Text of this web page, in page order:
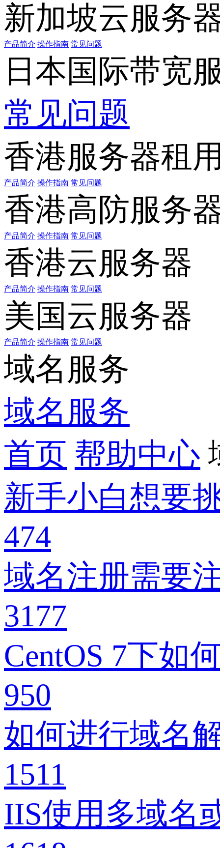
新加坡云服务
产品简介 操作指南 常见问题
日本国际带宽
常见问题
香港服务器租
产品简介 操作指南 常见问题
香港高防服务
产品简介 操作指南 常见问题
香港云服务器
产品简介 操作指南 常见问题
美国云服务器
产品简介 操作指南 常见问题
域名服务
域名服务
首页 帮助中心
新手小白想要
474
域名注册需要
3177
CentOS 7下如
950
如何进行域名
1511
IIS使用多域名